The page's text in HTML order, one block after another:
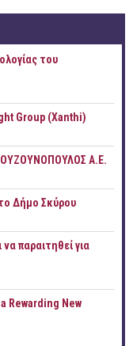
του
Group (Xanthi)
ΟΥΖΟΥΝΟΠΟΥΛΟΣ Α.Ε.
Δήμο Σκύρου
παραιτηθεί για
Rewarding New